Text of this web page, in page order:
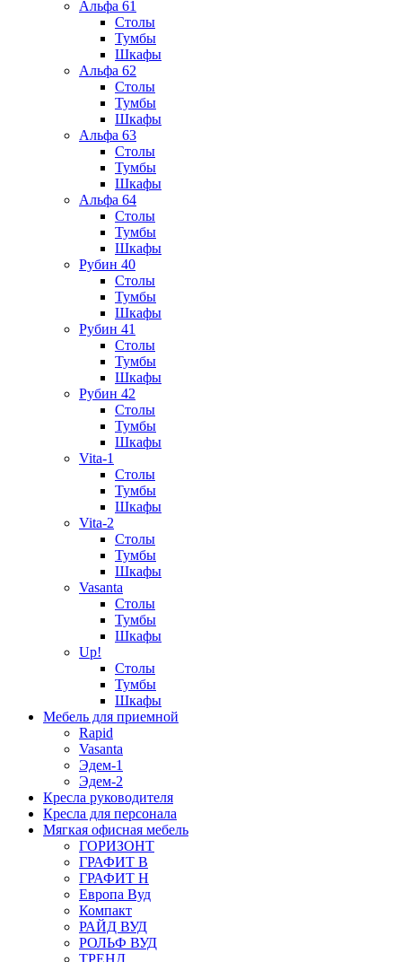
Альфа 61
Столы
Тумбы
Шкафы
Альфа 62
Столы
Тумбы
Шкафы
Альфа 63
Столы
Тумбы
Шкафы
Альфа 64
Столы
Тумбы
Шкафы
Рубин 40
Столы
Тумбы
Шкафы
Рубин 41
Столы
Тумбы
Шкафы
Рубин 42
Столы
Тумбы
Шкафы
Vita-1
Столы
Тумбы
Шкафы
Vita-2
Столы
Тумбы
Шкафы
Vasanta
Столы
Тумбы
Шкафы
Up!
Столы
Тумбы
Шкафы
Мебель для приемной
Rapid
Vasanta
Эдем-1
Эдем-2
Кресла руководителя
Кресла для персонала
Мягкая офисная мебель
ГОРИЗОНТ
ГРАФИТ В
ГРАФИТ Н
Европа Вуд
Компакт
РАЙД ВУД
РОЛЬФ ВУД
ТРЕНД